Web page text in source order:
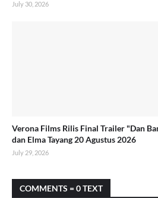
July 30, 2026
Verona Films Rilis Final Trailer "Dan
dan Elma Tayang 20 Agustus 2026
July 29, 2026
COMMENTS = 0 TEXT